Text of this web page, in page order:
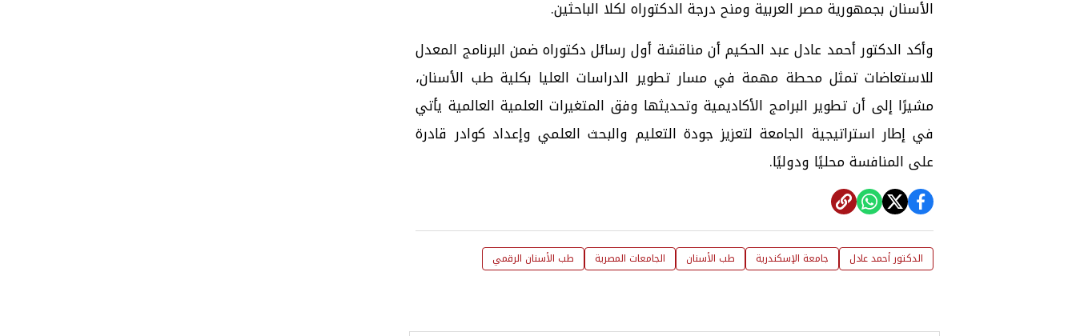
الأسنان بجمهورية مصر العربية ومنح درجة الدكتوراه لكلا الباحثين.
وأكد الدكتور أحمد عادل عبد الحكيم أن مناقشة أول رسائل دكتوراه ضمن البرنامج المعدل
للاستعاضات تمثل محطة مهمة في مسار تطوير الدراسات العليا بكلية طب الأسنان،
مشيرًا إلى أن تطوير البرامج الأكاديمية وتحديثها وفق المتغيرات العلمية العالمية يأتي
في إطار استراتيجية الجامعة لتعزيز جودة التعليم والبحث العلمي وإعداد كوادر قادرة
على المنافسة محليًا ودوليًا.
الدكتور أحمد عادل جامعة الإسكندرية طب الأسنان الجامعات المصرية طب الأسنان الرقمي